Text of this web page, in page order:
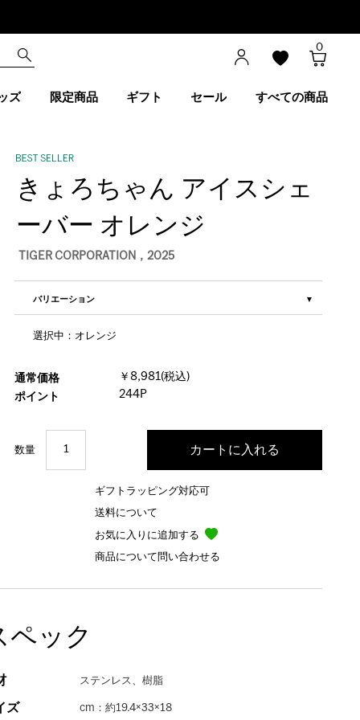
0
ズ 限定商品 ギフト セール すべての商品
きょろちゃん アイスシェ
ーバー オレンジ
TIGER CORPORATION，2025
バリエーション
選択中：オレンジ
通常価格
￥8,981(税込)
ポイント
244P
数量
ギフトラッピング対応可
送料について
お気に入りに追加する
商品について問い合わせる
ペック
ステンレス、樹脂
ズ cm：約19.4×33×18